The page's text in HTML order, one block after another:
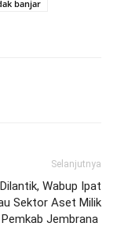
banjar
Selanjutnya
Wabup Ipat
Sektor Aset Milik
Pemkab Jembrana